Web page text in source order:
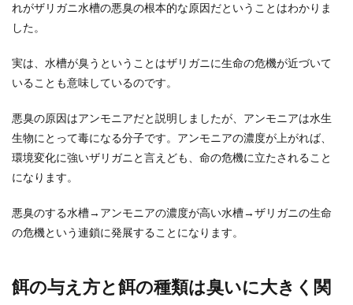
れがザリガニ水槽の悪臭の根本的な原因だということはわかりま
した。
実は、水槽が臭うということはザリガニに生命の危機が近づいて
いることも意味しているのです。
悪臭の原因はアンモニアだと説明しましたが、アンモニアは水生
生物にとって毒になる分子です。アンモニアの濃度が上がれば、
環境変化に強いザリガニと言えども、命の危機に立たされること
になります。
悪臭のする水槽→アンモニアの濃度が高い水槽→ザリガニの生命
の危機という連鎖に発展することになります。
餌の与え方と餌の種類は臭いに大きく関